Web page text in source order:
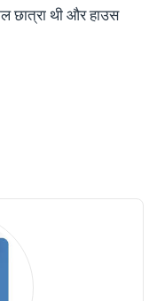
छात्रा थी और हाउस